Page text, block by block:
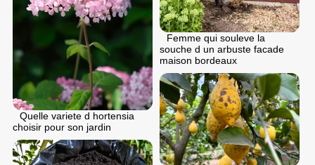
Femme qui souleve la
souche d un arbuste facade
maison bordeaux
Quelle variete d hortensia
choisir pour son jardin